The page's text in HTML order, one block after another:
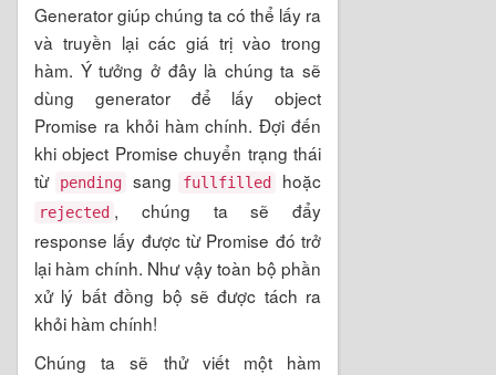
Generator giúp chúng ta có thể lấy ra
và truyền lại các giá trị vào trong
hàm. Ý tưởng ở đây là chúng ta sẽ
dùng generator để lấy object
Promise ra khỏi hàm chính. Đợi đến
khi object Promise chuyển trạng thái
từ
pending sang fullfilled hoặc
rejected , chúng ta sẽ đẩy
response lấy được từ Promise đó trở
lại hàm chính. Như vậy toàn bộ phần
xử lý bất đồng bộ sẽ được tách ra
khỏi hàm chính!
Chúng ta sẽ thử viết một hàm